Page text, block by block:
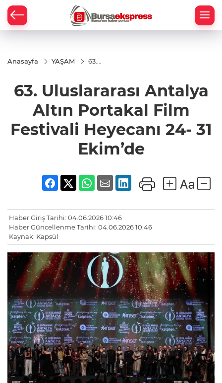
Anasayfa YAŞAM
63.
Portakal
Festivali
Heyecanı
24- 31
Ekim’de
63. Uluslararası Antalya
Altın Portakal Film
Festivali Heyecanı 24- 31
Ekim’de
Haber Giriş Tarihi: 04.06.2026 10:46
Haber Güncellenme Tarihi: 04.06.2026 10:46
Kaynak: Kapsül